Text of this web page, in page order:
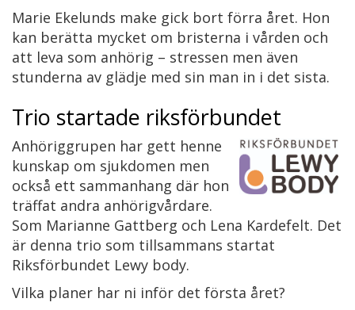
Marie Ekelunds make gick bort förra året. Hon
kan berätta mycket om bristerna i vården och
att leva som anhörig – stressen men även
stunderna av glädje med sin man in i det sista.
Trio startade riksförbundet
Anhöriggrupen har gett henne
kunskap om sjukdomen men
också ett sammanhang där hon
träffat andra anhörigvårdare.
Som Marianne Gattberg och Lena Kardefelt. Det
är denna trio som tillsammans startat
Riksförbundet Lewy body.
Vilka planer har ni inför det första året?